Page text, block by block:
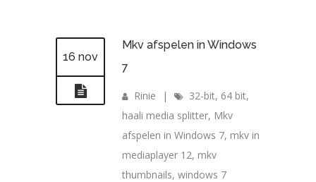
16 nov
Mkv afspelen in Windows
7
Rinie | 32-bit, 64 bit,
haali media splitter, Mkv
afspelen in Windows 7, mkv in
mediaplayer 12, mkv
thumbnails, windows 7